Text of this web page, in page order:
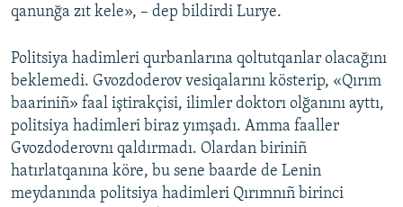
qanunğa zıt kele», – dep bildirdi Lurye.
Politsiya hadimleri qurbanlarına qoltutqanlar olacağını
beklemedi. Gvozdoderov vesiqalarını kösterip, «Qırım
baariniñ» faal iştirakçisi, ilimler doktorı olğanını ayttı,
politsiya hadimleri biraz yımşadı. Amma faaller
Gvozdoderovnı qaldırmadı. Olardan biriniñ
hatırlatqanına köre, bu sene baarde de Lenin
meydanında politsiya hadimleri Qırımnıñ birinci